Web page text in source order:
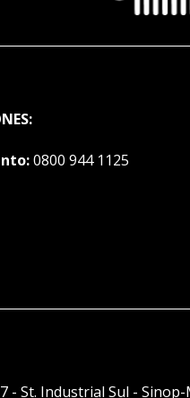
0800 944 1125
- St. Industrial Sul -